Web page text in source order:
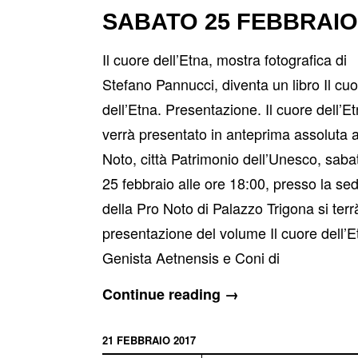
SABATO 25
Il cuore dell’Etna, mostra fotografica di
Stefano Pannucci, diventa un libro Il
dell’Etna. Presentazione. Il cuore
verrà presentato in anteprima assoluta
Noto, città Patrimonio dell’Unesco,
25 febbraio alle ore 18:00, presso la
della Pro Noto di Palazzo Trigona si
presentazione del volume Il cuore
Genista Aetnensis e Coni di
Continue reading Il
→
21 FEBBRAIO 2017